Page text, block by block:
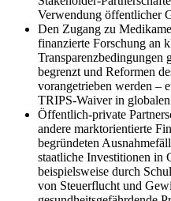
Verwendung öffentlicher
Den Zugang zu
finanzierte Forschung an
begrenzt und Reformen
vorangetrieben werden –
TRIPS-Waiver in
Öffentlich-private
andere marktorientierte
begründeten
staatliche Investitionen in
beispielsweise durch
von Steuerflucht und